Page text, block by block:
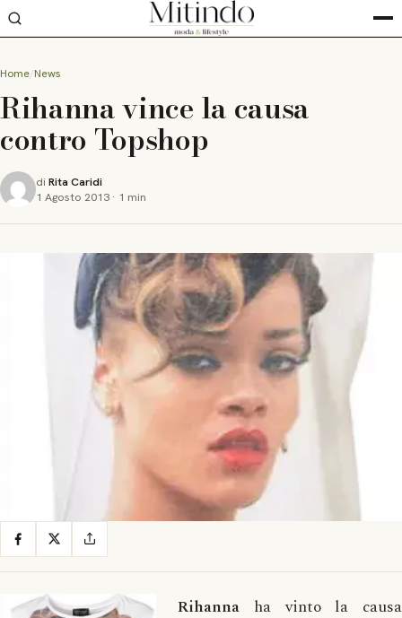
Home News
Rihanna vince la causa
contro Topshop
di Rita Caridi
1 Agosto 2013 · 1 min
Rihanna ha vinto la causa